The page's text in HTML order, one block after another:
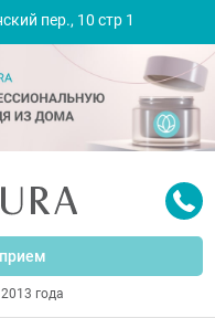
пер., 10 стр 1
года